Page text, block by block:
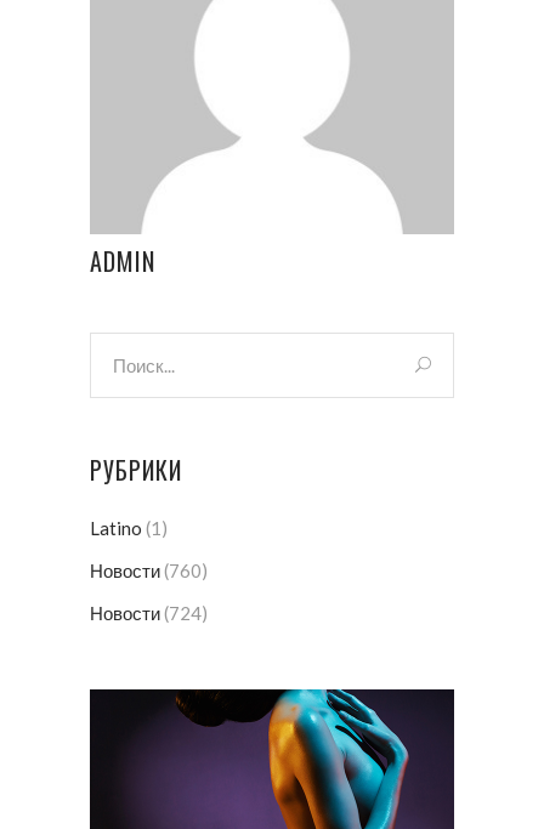
ADMIN
РУБРИКИ
Latino (1)
Новости(760)
Новости(724)